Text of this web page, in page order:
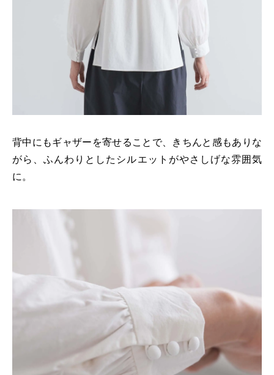
背中にもギャザーを寄せることで、きちんと感もありな
がら、ふんわりとしたシルエットがやさしげな雰囲気
に。